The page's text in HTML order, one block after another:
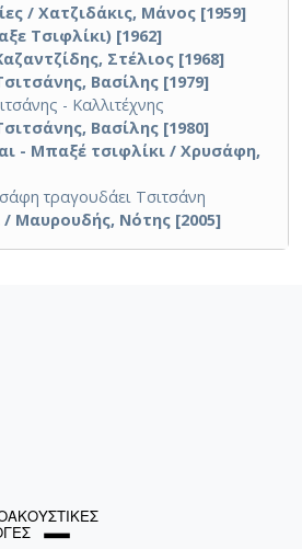
/ Χατζιδάκις, Μάνος [1959]
Τσιφλίκι) [1962]
Στέλιος [1968]
Βασίλης [1979]
- Καλλιτέχνης
Βασίλης [1980]
- Μπαξέ τσιφλίκι / Χρυσάφη,
τραγουδάει Τσιτσάνη
Μαυρουδής, Νότης [2005]